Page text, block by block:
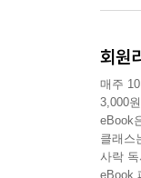
회원
매주
3,000
eBook
클래스
사락
eBook